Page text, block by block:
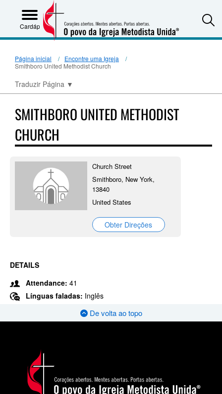
Cardápio
Página inicial
Encontre uma Igreja
Smithboro United Methodist Church
Traduzir Página ▼
SMITHBORO UNITED METHODIST
CHURCH
Church Street
Smithboro, New York,
13840
United States
Obter Direções
DETAILS
Attendance: 41
Línguas faladas: Inglês
De volta ao topo